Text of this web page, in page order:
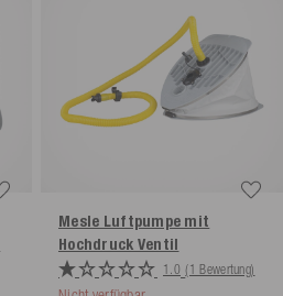
Mesle Luftpumpe mit
Hochdruck Ventil
1.0 (1 Bewertung)